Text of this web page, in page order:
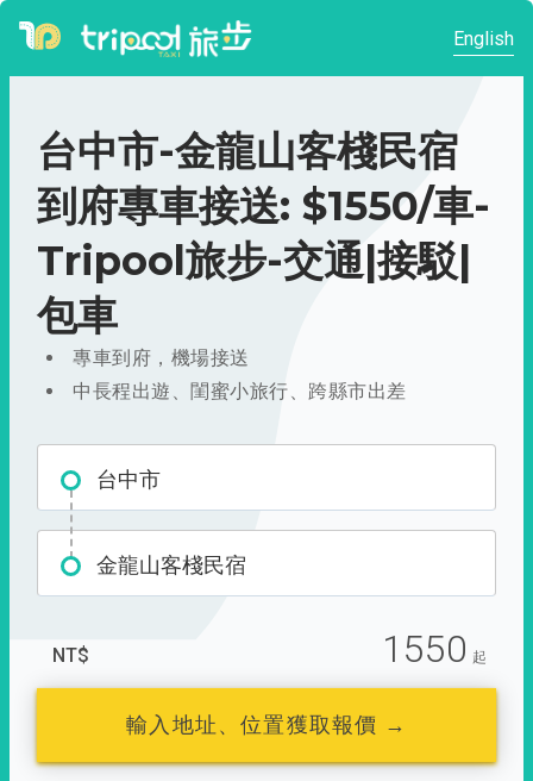
English
台中市-金龍山客棧民宿
到府專車接送: $1550/車-
Tripool旅步-交通|接駁|
包車
專車到府，機場接送
中長程出遊、閨蜜小旅行、跨縣市出差
台中市
金龍山客棧民宿
NT$ 1550 起
輸入地址、位置獲取報價 →